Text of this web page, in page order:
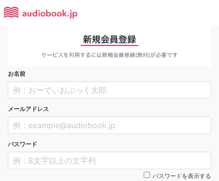
お名前
メールアドレス
パスワード
パスワードを表示する